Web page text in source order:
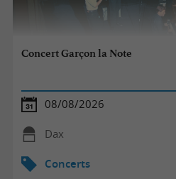
Concert Garçon la Note
08/08/2026
Dax
Concerts